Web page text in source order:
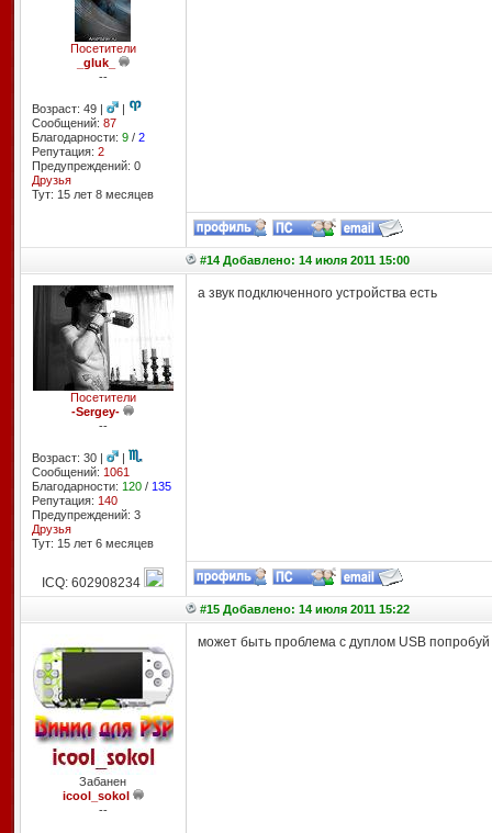
Посетители
_gluk_
--
Возраст: 49 |
|
Сообщений: 87
Благодарности: 9/ 2
Репутация: 2
Предупреждений: 0
Друзья
Тут: 15 лет 8 месяцев
#14 Добавлено: 14 июля 2011 15:00
Посетители
-Sergey-
--
Возраст: 30 |
|
Сообщений: 1061
Благодарности: 120/ 135
Репутация: 140
Предупреждений: 3
Друзья
Тут: 15 лет 6 месяцев
а звук подключенного устройства есть
ICQ: 602908234
#15 Добавлено: 14 июля 2011 15:22
Забанен
icool_sokol
--
может быть проблема с дуплом USB попробуй